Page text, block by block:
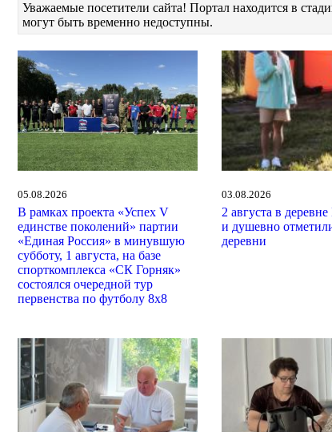
Уважаемые посетители сайта! Портал находится в
могут быть временно недоступны.
05.08.2026
В рамках проекта «Успех V
единстве поколений» партии
«Единая Россия» в минувшую
субботу, 1 августа, на базе
спорткомплекса «СК Горняк»
состоялся очередной тур
первенства по футболу 8х8
03.08.2026
2 августа в
и душевно
деревни